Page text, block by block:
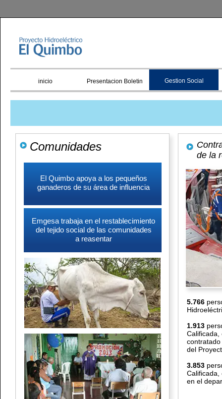
inicio Presentacion Boletin Gestion Social
de la
5.766
1.913
del
3.853
en el
Comunidades
El Quimbo apoya a los pequeños
ganaderos de su área de influencia
Emgesa trabaja en el restablecimiento
del tejido social de las comunidades
a reasentar